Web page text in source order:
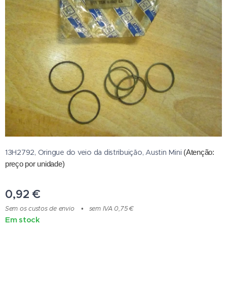
13H2792, Oringue do veio da distribuição, Austin Mini (Atenção:
preço por unidade)
0,92 €
Sem os custos de envio sem IVA 0,75 €
Em stock